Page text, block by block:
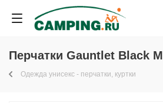
Перчатки Gauntlet Black M
Одежда унисекс - перчатки, куртки